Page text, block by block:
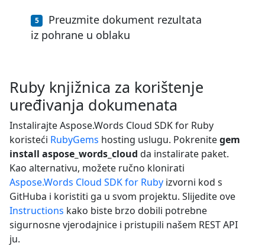
Preuzmite dokument rezultata
iz pohrane u oblaku
Ruby knjižnica za korištenje
uređivanja dokumenata
Instalirajte Aspose.Words Cloud SDK for Ruby
koristeći RubyGems hosting uslugu. Pokrenitegem
install aspose_words_cloud da instalirate paket.
Kao alternativu, možete ručno klonirati
Aspose.Words Cloud SDK for Ruby izvorni kod s
GitHuba i koristiti ga u svom projektu. Slijedite ove
Instructions kako biste brzo dobili potrebne
sigurnosne vjerodajnice i pristupili našem REST API
ju.